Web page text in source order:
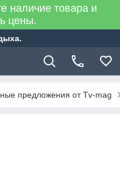
наличие товара и
цены.
предложения от Tv-mag